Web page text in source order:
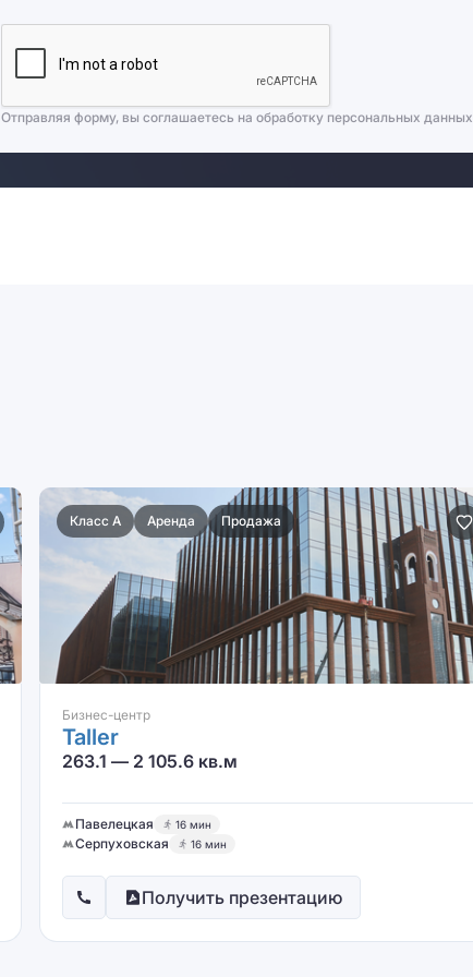
Отправляя форму, вы соглашаетесь на обработку персональных данных
Класс A Аренда Продажа
Бизнес-центр
Taller
263.1 — 2 105.6 кв.м
Павелецкая 16 мин
Серпуховская 16 мин
Получить презентацию